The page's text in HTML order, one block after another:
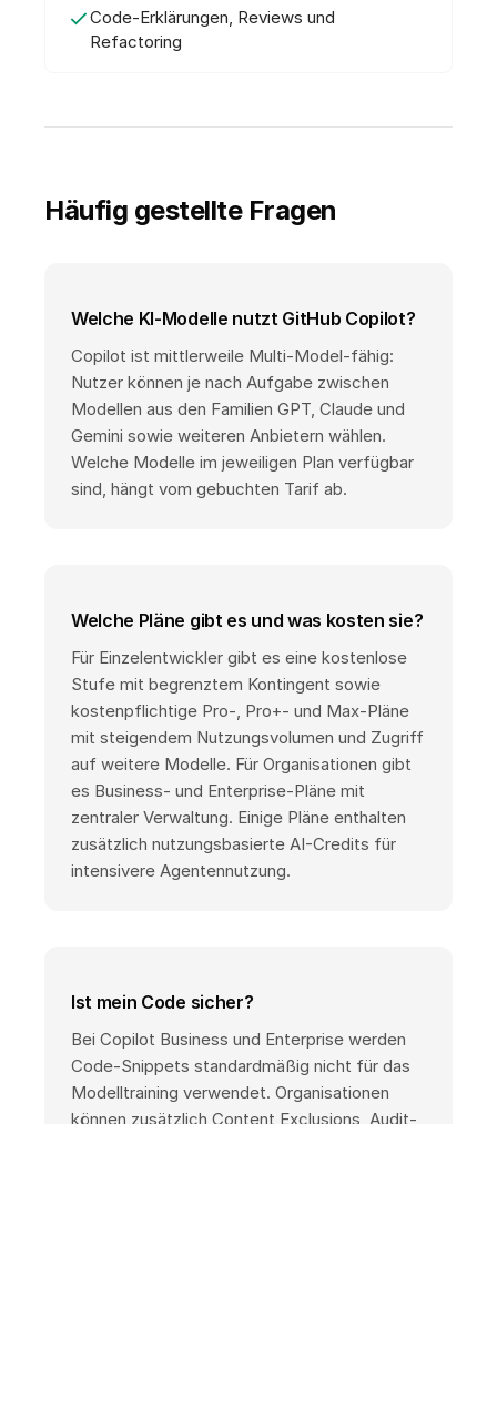
Code-Erklärungen, Reviews und
Refactoring
Häufig gestellte Fragen
Welche KI-Modelle nutzt GitHub Copilot?
Copilot ist mittlerweile Multi-Model-fähig:
Nutzer können je nach Aufgabe zwischen
Modellen aus den Familien GPT, Claude und
Gemini sowie weiteren Anbietern wählen.
Welche Modelle im jeweiligen Plan verfügbar
sind, hängt vom gebuchten Tarif ab.
Welche Pläne gibt es und was kosten sie?
Für Einzelentwickler gibt es eine kostenlose
Stufe mit begrenztem Kontingent sowie
kostenpflichtige Pro-, Pro+- und Max-Pläne
mit steigendem Nutzungsvolumen und Zugriff
auf weitere Modelle. Für Organisationen gibt
es Business- und Enterprise-Pläne mit
zentraler Verwaltung. Einige Pläne enthalten
zusätzlich nutzungsbasierte AI-Credits für
intensivere Agentennutzung.
Ist mein Code sicher?
Bei Copilot Business und Enterprise werden
Code-Snippets standardmäßig nicht für das
Modelltraining verwendet. Organisationen
können zusätzlich Content Exclusions, Audit-